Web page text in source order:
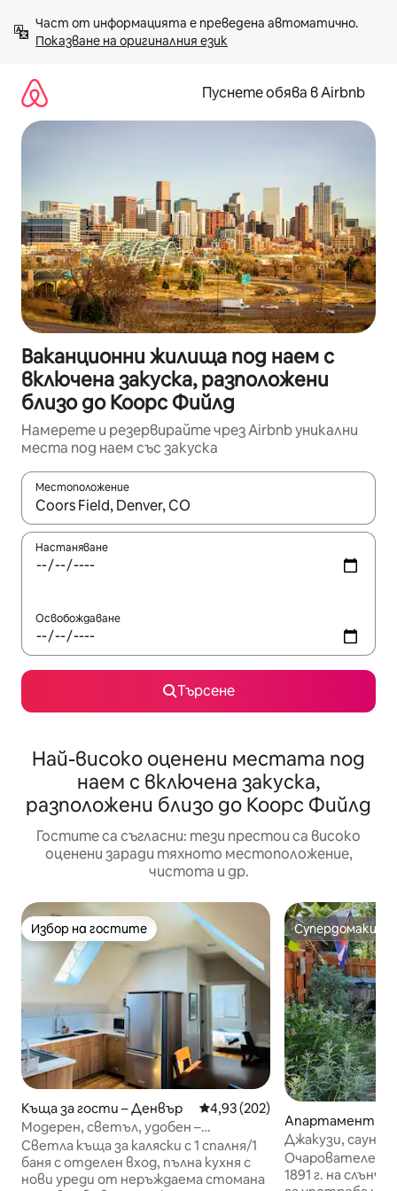
към
съдържанието
Показване на оригиналния език
Пуснете обява в Airbnb
Ваканционни жилища под наем с
включена закуска, разположени
близо до Коорс Фийлд
Намерете и резервирайте чрез Airbnb уникални
места под наем със закуска
Местоположение
Когато резултатите се покажат, използвайте
Настаняване
Освобождаване
Търсене
Най-високо оценени местата под
наем с включена закуска,
разположени близо до Коорс Фийлд
Гостите са съгласни: тези престои са високо
оценени заради тяхното местоположение,
чистота и др.
Избор на гостите
Избор на гостите
Къща за гости – Денвър Средна оценка: 4,93 от 5,
4,93 (202)
Модерен, светъл, удобен –
пешеходен до RiNo и центъра
Светла къща за каляски с 1 спалня/1
баня с отделен вход, пълна кухня с
нови уреди от неръждаема стомана
Супердомакин
Супердомакин
Апартамент за
Денвър
Джакузи, сауна
Люкс, подходящ
Очарователен
1891 г. на